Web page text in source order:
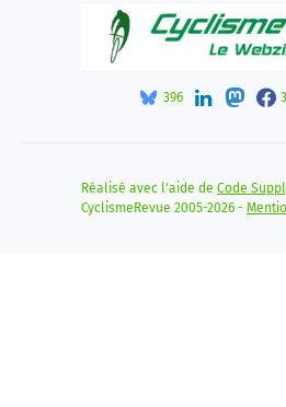
396
Réalisé avec l'aide de Code
CyclismeRevue 2005-2026 -